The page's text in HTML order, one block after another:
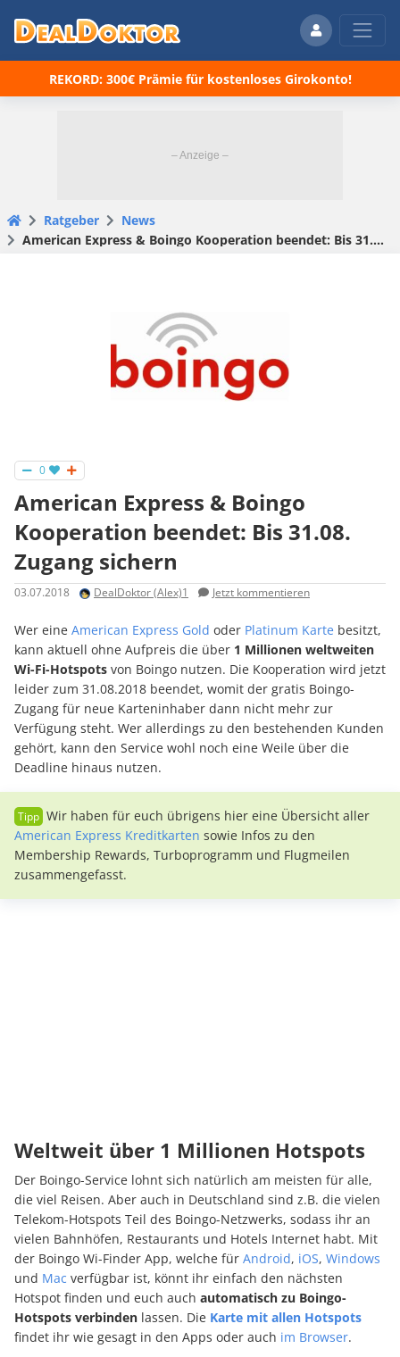
REKORD: 300€ Prämie für kostenloses Girokonto!
Ratgeber
News
American Express & Boingo Kooperation beendet: Bis 31.08. Zugang sichern
0
American Express & Boingo
Kooperation beendet: Bis 31.08.
Zugang sichern
03.07.2018 DealDoktor (Alex)1 Jetzt kommentieren
Wer eine American Express Gold oder Platinum Karte besitzt,
kann aktuell ohne Aufpreis die über 1 Millionen weltweiten
Wi-Fi-Hotspots von Boingo nutzen. Die Kooperation wird jetzt
leider zum 31.08.2018 beendet, womit der gratis Boingo-
Zugang für neue Karteninhaber dann nicht mehr zur
Verfügung steht. Wer allerdings zu den bestehenden Kunden
gehört, kann den Service wohl noch eine Weile über die
Deadline hinaus nutzen.
Wir haben für euch übrigens hier eine Übersicht aller
American Express Kreditkarten sowie Infos zu den
Membership Rewards, Turboprogramm und Flugmeilen
zusammengefasst.
Weltweit über 1 Millionen Hotspots
Der Boingo-Service lohnt sich natürlich am meisten für alle,
die viel Reisen. Aber auch in Deutschland sind z.B. die vielen
Telekom-Hotspots Teil des Boingo-Netzwerks, sodass ihr an
vielen Bahnhöfen, Restaurants und Hotels Internet habt. Mit
der Boingo Wi-Finder App, welche für Android, iOS, Windows
und Mac verfügbar ist, könnt ihr einfach den nächsten
Hotspot finden und euch auch automatisch zu Boingo-
Hotspots verbinden lassen. Die Karte mit allen Hotspots
findet ihr wie gesagt in den Apps oder auch im Browser.